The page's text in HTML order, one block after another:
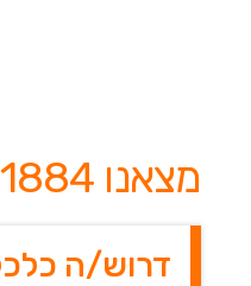
מצאנו 1884 משרות שעשויות לעניין אותך
דרוש/ה כלכלן/